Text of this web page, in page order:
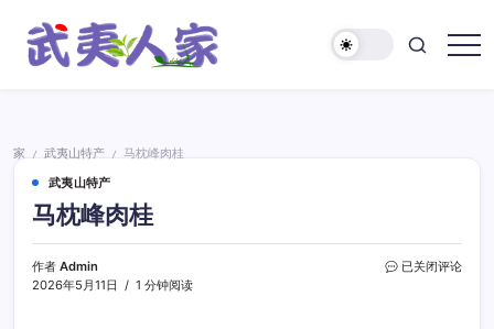
家
家 / 武夷山特产 /
马枕峰肉桂
武夷山特产
马枕峰肉桂
作者 Admin
2026年5月11日
1 分钟阅读
马
已关闭评论